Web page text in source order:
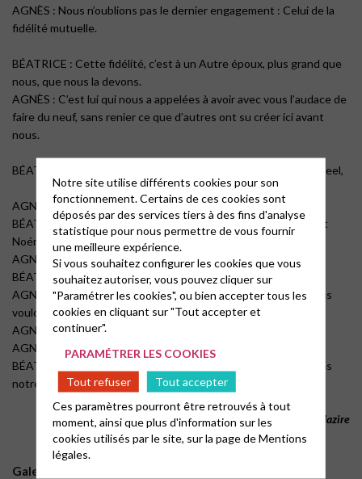
AGNÈS : Nous n’oublions pas le dernier engagement : Celui de la
fidélité mutuelle.
BÉATRICE : Cette fidélité, c’est à un Autre époux, plus grand que
nous, que nous la devons.
AGNÈS : C’est lui qui nous a appelées à avoir avec vous l’audace de
faire du neuf, sans renier ce que d’autres ont su créer ici avant
nous.
BÉATRICE : Alors, avec la complicité de John Steed et Emma Peel,
AGNÈS : l’humour de Danny Wilde et de Brett Saintclair,
BÉATRICE : la foi de Marthe et Marie et la solidarité de Ruth et
Noémie,
AGNÈS : mais aussi les imperfections de Laurel et Hardy.
BÉATRICE : Chacune avec nos talents,
AGNÈS : différentes, mais animées de la même espérance, nous
voulons dire :
AGNÈS et BÉATRICE : « Oui »
AGNÈS : à la joie de former aujourd’hui ce duo
BÉATRICE : pour annoncer avec vous une Bonne Nouvelle dans
notre monde.
Pasteurs Agnès Adeline-Schaeffer Béatrice Cléro-Mazire
Galerie de Photos
Notre site utilise différents cookies pour son
fonctionnement. Certains de ces cookies sont
déposés par des services tiers à des fins d'analyse
statistique pour nous permettre de vous fournir
une meilleure expérience.
Si vous souhaitez configurer les cookies que vous
souhaitez autoriser, vous pouvez cliquer sur
"Paramétrer les cookies", ou bien accepter tous les
cookies en cliquant sur "Tout accepter et
continuer".
PARAMÉTRER LES COOKIES
Tout refuser
Tout accepter
Ces paramètres pourront être retrouvés à tout
moment, ainsi que plus d'information sur les
cookies utilisés par le site, sur la page deMentions
légales.